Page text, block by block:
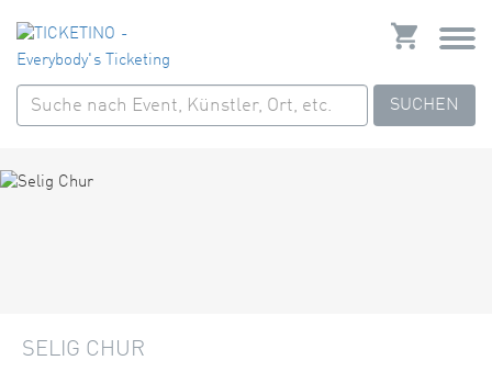
SUCHEN
SELIG CHUR